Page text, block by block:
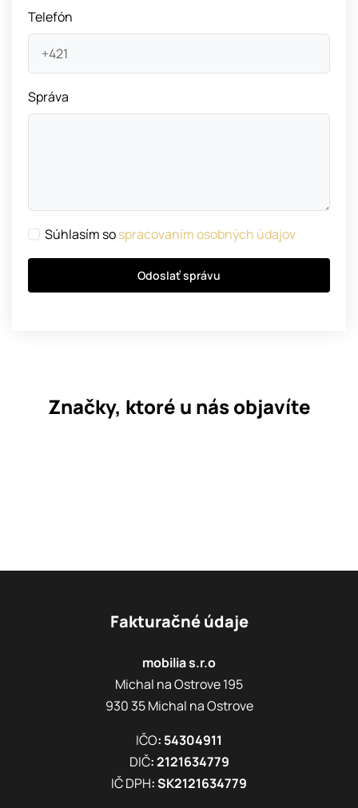
Telefón
Správa
Súhlasím sospracovaním osobných údajov
Odoslať správu
Značky, ktoré u nás objavíte
Fakturačné údaje
mobilia s.r.o
Michal na Ostrove 195
930 35 Michal na Ostrove
IČO: 54304911
DIČ: 2121634779
IČ DPH: SK2121634779